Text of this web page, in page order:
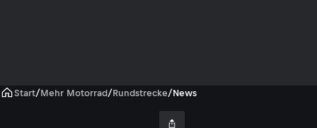
Start/Mehr Motorrad/Rundstrecke/News